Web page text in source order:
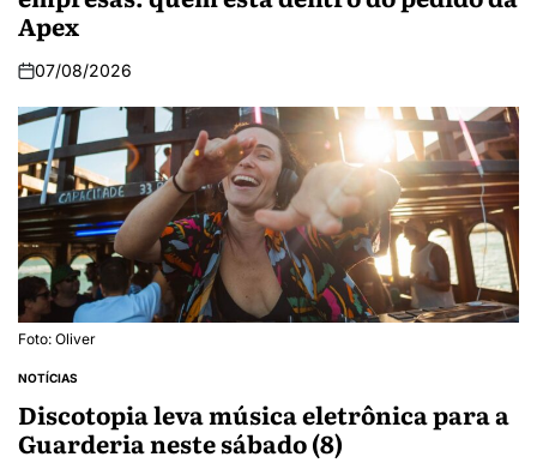
Apex
07/08/2026
Foto: Oliver
NOTÍCIAS
Discotopia leva música eletrônica para a
Guarderia neste sábado (8)